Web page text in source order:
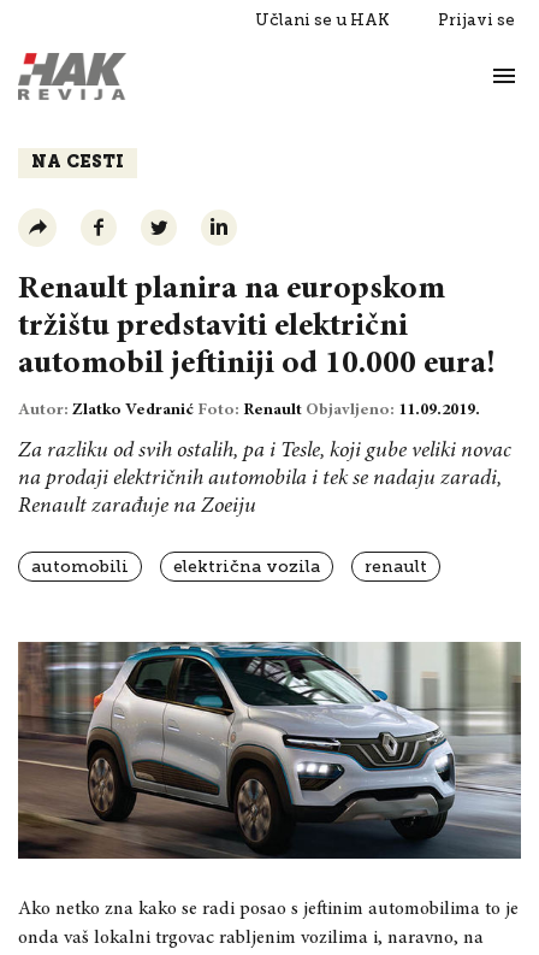
Učlani se u HAK Prijavi se
Razgovori
NA CESTI
Renault planira na europskom
tržištu predstaviti električni
automobil jeftiniji od 10.000 eura!
Autor: Zlatko Vedranić Foto: Renault Objavljeno: 11.09.2019.
Za razliku od svih ostalih, pa i Tesle, koji gube veliki novac
na prodaji električnih automobila i tek se nadaju zaradi,
Renault zarađuje na Zoeiju
automobili električna vozila renault
Ako netko zna kako se radi posao s jeftinim automobilima to je
onda vaš lokalni trgovac rabljenim vozilima i, naravno, na